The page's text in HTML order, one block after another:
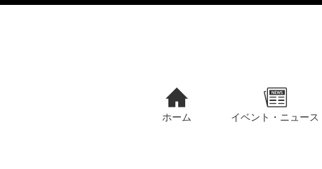
ホーム イベント・ニュース